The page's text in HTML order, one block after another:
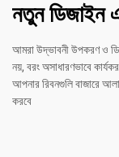
নতুন ডিজাইন
আমরা উদ্ভাবনী উপকরণ ও
নয়, বরং অসাধারণভাবে
আপনার রিবনগুলি বাজারে
করবে